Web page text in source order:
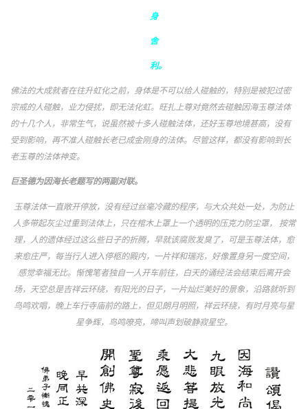
身
舍
利。
佛法的大成就者在往升虹化之前，身体是不可以给人碰触的，特别是被犯过密
宗戒的人碰触，业力侵扰，即无法化虹。旺扎上尊对竟然去碰触因海玉尊法体
的十几个人，非常生气，说虽然被十多人碰触法体，还好玉尊地境甚高，没有
受到影响，再不准人碰触长老已成金刚身的法体。尽管这样，都没有影响到长
老玉尊的法体神变。
巨圣德为因海长老题写的两副对联。
玉尊法体一直敞开停放，没有经过丝毫冷藏的程序，与大众共处一处，为防止
人多带起灰尘过重到法体上，只在棺木上罩上一个透明的压克力防尘罩， 按常
理，人的遗体经过这么些日子的折腾，早就该腐败发臭了，可是玉尊法体，愈
来愈庄严，每当行人进入停柩的殿内，一片祥和瑞兆，好像置身另一度空间，
感觉幸福无比。惭愧笔者独自一人开车前往，白天的诵经法会结束后离开会
场，天空总是吉祥云环绕，有阳光的日子，一片灿烂美好的景象，沿路就听到
鸟鸣欢唱，晚上车行寺庙前的路上，但见朗月明照，祥云环绕，有时月亮与星
星争辉，鸟鸣嘹亮，啼叫声划破静寂星空。